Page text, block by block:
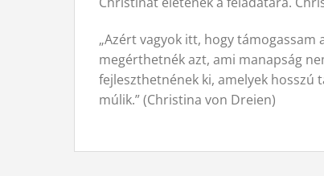
„Azért vagyok itt, hogy
megérthetnék azt, ami manapság
fejleszthetnének ki, amelyek hosszú
múlik.” (Christina von Dreien)